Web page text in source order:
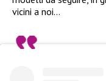
vicini a noi…